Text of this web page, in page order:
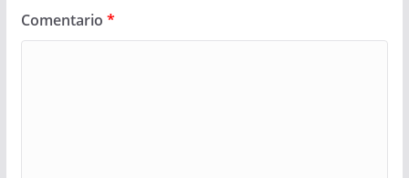
Comentario *